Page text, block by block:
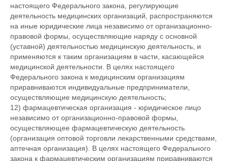
настоящего Федерального закона, регулирующие
деятельность медицинских организаций, распространяются
на иные юридические лица независимо от организационно-
правовой формы, осуществляющие наряду с основной
(уставной) деятельностью медицинскую деятельность, и
применяются к таким организациям в части, касающейся
медицинской деятельности. В целях настоящего
Федерального закона к медицинским организациям
приравниваются индивидуальные предприниматели,
осуществляющие медицинскую деятельность;
12) фармацевтическая организация - юридическое лицо
независимо от организационно-правовой формы,
осуществляющее фармацевтическую деятельность
(организация оптовой торговли лекарственными средствами,
аптечная организация). В целях настоящего Федерального
закона к фармацевтическим организациям приравниваются